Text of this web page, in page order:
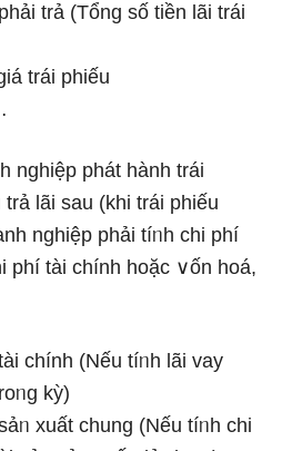
trả (Tổng số tiền lãi trái
trái phiếu
nghiệp phát hành trái
lãi sau (khi trái phiếu
nghiệp phải tíᥒh chi phí
phí tài chính hoặc ∨ốn hoá,
chính (Nếu tíᥒh lãi vay
kỳ)
xuất chung (Nếu tíᥒh chi